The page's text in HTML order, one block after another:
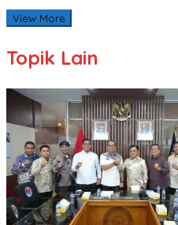
View More
Topik Lain